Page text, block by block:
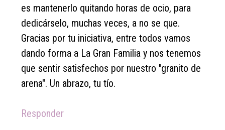
es mantenerlo quitando horas de ocio, para
dedicárselo, muchas veces, a no se que.
Gracias por tu iniciativa, entre todos vamos
dando forma a La Gran Familia y nos tenemos
que sentir satisfechos por nuestro "granito de
arena". Un abrazo, tu tío.
Responder